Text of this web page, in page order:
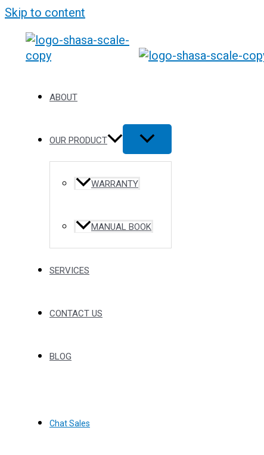
Skip to content
ABOUT
OUR PRODUCT
WARRANTY
MANUAL BOOK
SERVICES
CONTACT US
BLOG
Chat Sales